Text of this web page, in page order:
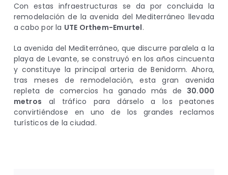
Con estas infraestructuras se da por concluida la
remodelación de la avenida del Mediterráneo llevada
a cabo por la UTE Orthem-Emurtel.
La avenida del Mediterráneo, que discurre paralela a la
playa de Levante, se construyó en los años cincuenta
y constituye la principal arteria de Benidorm. Ahora,
tras meses de remodelación, esta gran avenida
repleta de comercios ha ganado más de 30.000
metros al tráfico para dárselo a los peatones
convirtiéndose en uno de los grandes reclamos
turísticos de la ciudad.